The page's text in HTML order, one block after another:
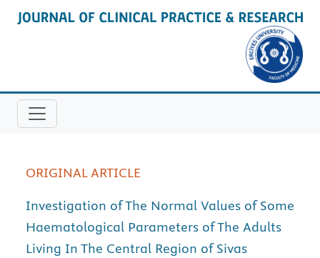
ORIGINAL ARTICLE
Investigation of The Normal Values of Some
Haematological Parameters of The Adults
Living In The Central Region of Sivas